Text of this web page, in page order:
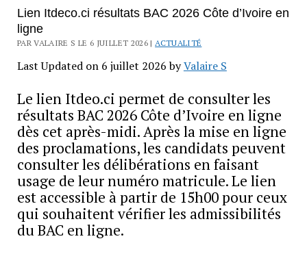
Lien Itdeco.ci résultats BAC 2026 Côte d’Ivoire en
ligne
PAR VALAIRE S LE 6 JUILLET 2026 | ACTUALITÉ
Last Updated on 6 juillet 2026 byValaire S
Le lien Itdeo.ci permet de consulter les
résultats BAC 2026 Côte d’Ivoire en ligne
dès cet après-midi. Après la mise en ligne
des proclamations, les candidats peuvent
consulter les délibérations en faisant
usage de leur numéro matricule. Le lien
est accessible à partir de 15h00 pour ceux
qui souhaitent vérifier les admissibilités
du BAC en ligne.